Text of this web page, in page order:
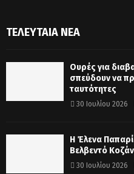
ΤΕΛΕΥΤΑΊΑ ΝΈΑ
Ουρές για
σπεύδουν να
ταυτότητες
30 Ιουλίου 2026
Η Έλενα
Βελβεντό
30 Ιουλίου 2026